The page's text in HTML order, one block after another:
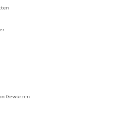
Gewürzen